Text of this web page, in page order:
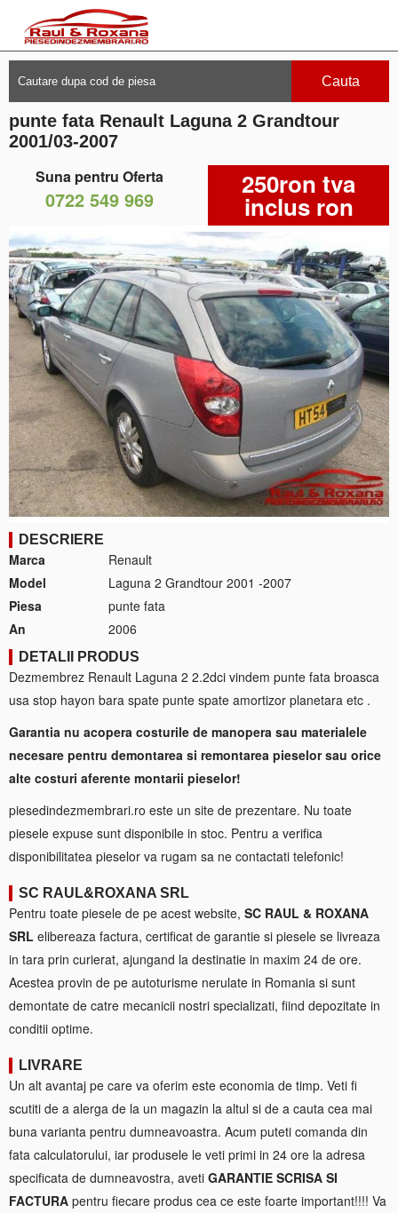
Cauta
punte fata Renault Laguna 2 Grandtour
2001/03-2007
Suna pentru Oferta
0722 549 969 250ron tva
inclus ron
DESCRIERE
Marca
Renault
Model
Laguna 2 Grandtour 2001 -2007
Piesa
punte fata
An
2006
DETALII PRODUS
Dezmembrez Renault Laguna 2 2.2dci vindem punte fata broasca
usa stop hayon bara spate punte spate amortizor planetara etc .
Garantia nu acopera costurile de manopera sau materialele
necesare pentru demontarea si remontarea pieselor sau orice
alte costuri aferente montarii pieselor!
piesedindezmembrari.ro este un site de prezentare. Nu toate
piesele expuse sunt disponibile in stoc. Pentru a verifica
disponibilitatea pieselor va rugam sa ne contactati telefonic!
SC RAUL&ROXANA SRL
Pentru toate piesele de pe acest website, SC RAUL & ROXANA
SRL elibereaza factura, certificat de garantie si piesele se livreaza
in tara prin curierat, ajungand la destinatie in maxim 24 de ore.
Acestea provin de pe autoturisme nerulate in Romania si sunt
demontate de catre mecanicii nostri specializati, fiind depozitate in
conditii optime.
LIVRARE
Un alt avantaj pe care va oferim este economia de timp. Veti fi
scutiti de a alerga de la un magazin la altul si de a cauta cea mai
buna varianta pentru dumneavoastra. Acum puteti comanda din
fata calculatorului, iar produsele le veti primi in 24 ore la adresa
specificata de dumneavostra, aveti GARANTIE SCRISA SI
FACTURA pentru fiecare produs cea ce este foarte important!!!! Va